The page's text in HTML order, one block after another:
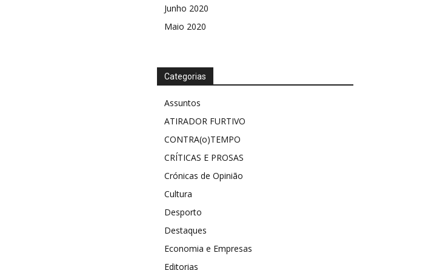
Junho 2020
Maio 2020
Categorias
Assuntos
ATIRADOR FURTIVO
CONTRA(o)TEMPO
CRÍTICAS E PROSAS
Crónicas de Opinião
Cultura
Desporto
Destaques
Economia e Empresas
Editorias